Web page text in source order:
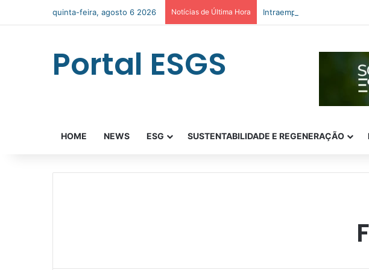
quinta-feira, agosto 6 2026 Notícias de Última Hora Intraempreendedorismo e
Portal ESGS
HOME NEWS ESG SUSTENTABILIDADE E REGENERAÇÃO